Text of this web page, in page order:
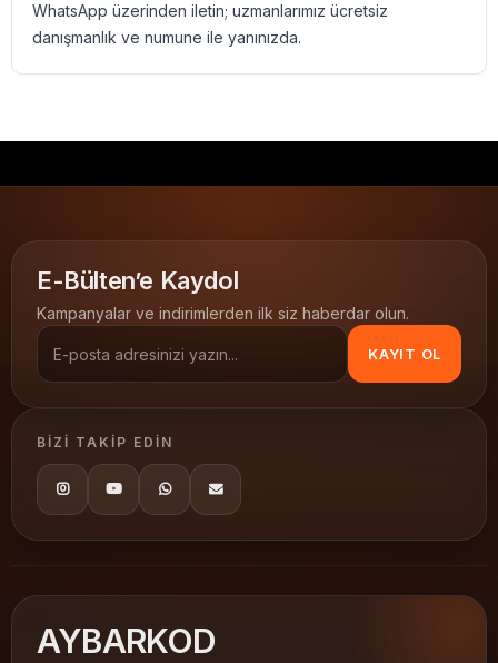
WhatsApp üzerinden iletin; uzmanlarımız ücretsiz
danışmanlık ve numune ile yanınızda.
E-Bülten’e Kaydol
Kampanyalar ve indirimlerden ilk siz haberdar olun.
KAYIT OL
BIZI TAKIP EDIN
AYBARKOD